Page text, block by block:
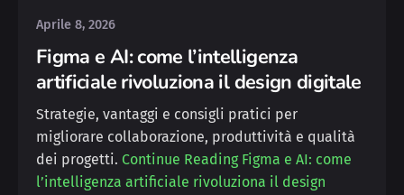
Aprile 8, 2026
Figma e AI: come l’intelligenza
artificiale rivoluziona il design digitale
Strategie, vantaggi e consigli pratici per
migliorare collaborazione, produttività e qualità
dei progetti. Continue ReadingFigma e AI: come
l’intelligenza artificiale rivoluziona il design